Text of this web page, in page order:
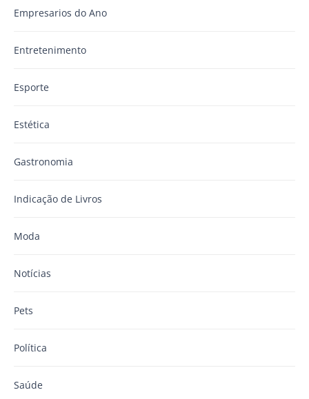
Empresarios do Ano
Entretenimento
Esporte
Estética
Gastronomia
Indicação de Livros
Moda
Notícias
Pets
Política
Saúde